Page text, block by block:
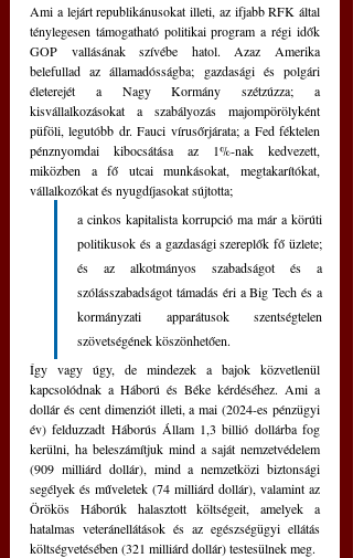
Ami a lejárt republikánusokat illeti, az ifjabb RFK által
ténylegesen támogatható politikai program a régi idők
GOP vallásának szívébe hatol. Azaz Amerika
belefullad az államadósságba; gazdasági és polgári
életerejét a Nagy Kormány szétzúzza; a
kisvállalkozásokat a szabályozás majompörölyként
püföli, legutóbb dr. Fauci vírusőrjárata; a Fed féktelen
pénznyomdai kibocsátása az 1%-nak kedvezett,
miközben a fő utcai munkásokat, megtakarítókat,
vállalkozókat és nyugdíjasokat sújtotta;
a cinkos kapitalista korrupció ma már a körúti
politikusok és a gazdasági szereplők fő üzlete;
és az alkotmányos szabadságot és a
szólásszabadságot támadás éri a Big Tech és a
kormányzati apparátusok szentségtelen
szövetségének köszönhetően.
Így vagy úgy, de mindezek a bajok közvetlenül
kapcsolódnak a Háború és Béke kérdéséhez. Ami a
dollár és cent dimenziót illeti, a mai (2024-es pénzügyi
év) felduzzadt Háborús Állam 1,3 billió dollárba fog
kerülni, ha beleszámítjuk mind a saját nemzetvédelem
(909 milliárd dollár), mind a nemzetközi biztonsági
segélyek és műveletek (74 milliárd dollár), valamint az
Örökös Háborúk halasztott költségeit, amelyek a
hatalmas veteránellátások és az egészségügyi ellátás
költségvetésében (321 milliárd dollár) testesülnek meg.